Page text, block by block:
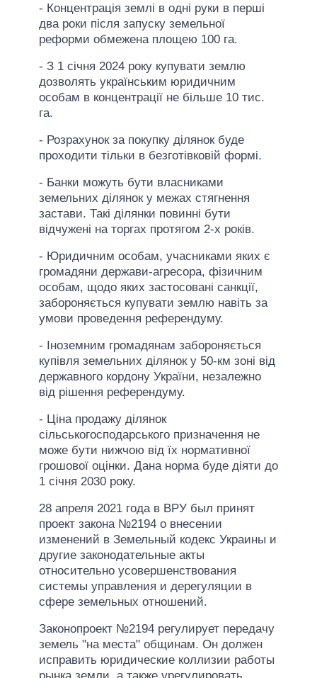
- Концентрація землі в одні руки в перші
два роки після запуску земельної
реформи обмежена площею 100 га.
- З 1 січня 2024 року купувати землю
дозволять українським юридичним
особам в концентрації не більше 10 тис.
га.
- Розрахунок за покупку ділянок буде
проходити тільки в безготівковій формі.
- Банки можуть бути власниками
земельних ділянок у межах стягнення
застави. Такі ділянки повинні бути
відчужені на торгах протягом 2-х років.
- Юридичним особам, учасниками яких є
громадяни держави-агресора, фізичним
особам, щодо яких застосовані санкції,
забороняється купувати землю навіть за
умови проведення референдуму.
- Іноземним громадянам забороняється
купівля земельних ділянок у 50-км зоні від
державного кордону України, незалежно
від рішення референдуму.
- Ціна продажу ділянок
сільськогосподарського призначення не
може бути нижчою від їх нормативної
грошової оцінки. Дана норма буде діяти до
1 січня 2030 року.
28 апреля 2021 года в ВРУ был принят
проект закона №2194 о внесении
изменений в Земельный кодекс Украины и
другие законодательные акты
относительно усовершенствования
системы управления и дерегуляции в
сфере земельных отношений.
Законопроект №2194 регулирует передачу
земель "на места" общинам. Он должен
исправить юридические коллизии работы